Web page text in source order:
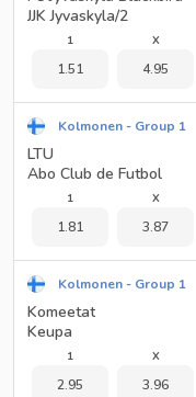
JJK Jyvaskyla/2
1
1.51
X
4.95
Kolmonen - Group 1
LTU
Abo Club de Futbol
1
1.81
X
3.87
Kolmonen - Group 1
Komeetat
Keupa
1
2.95
X
3.96